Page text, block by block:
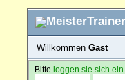
Willkommen Gast
Bitteloggen sie sich ein